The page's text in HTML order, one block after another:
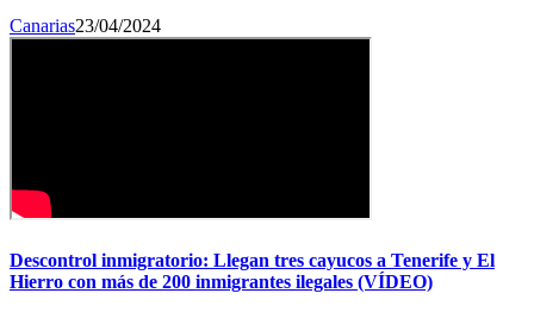
Canarias23/04/2024
Descontrol inmigratorio: Llegan tres cayucos a Tenerife y El
Hierro con más de 200 inmigrantes ilegales (VÍDEO)